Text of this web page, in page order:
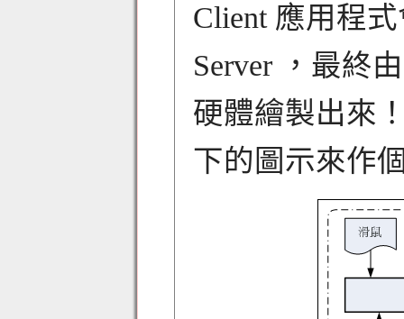
Client 應用程
Server ，最終
硬體繪製出來
下的圖示來作